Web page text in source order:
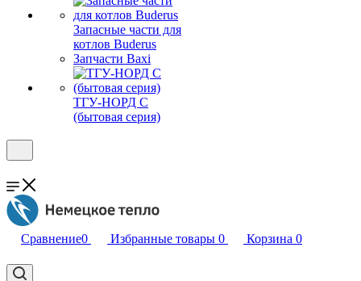
Запасные части для
котлов Buderus
Запчасти Baxi
ТГУ-НОРД С
(бытовая серия)
Сравнение0 Избранные товары 0 Корзина 0